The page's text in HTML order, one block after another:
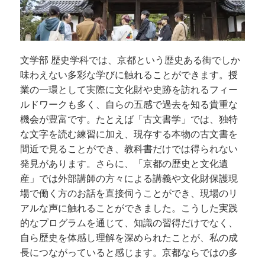
文学部 歴史学科では、京都という歴史ある街でしか
味わえない多彩な学びに触れることができます。授
業の一環として実際に文化財や史跡を訪れるフィー
ルドワークも多く、自らの五感で過去を知る貴重な
機会が豊富です。たとえば「古文書学」では、独特
な文字を読む練習に加え、現存する本物の古文書を
間近で見ることができ、教科書だけでは得られない
発見があります。さらに、「京都の歴史と文化遺
産」では外部講師の方々による講義や文化財保護現
場で働く方のお話を直接伺うことができ、現場のリ
アルな声に触れることができました。こうした実践
的なプログラムを通じて、知識の習得だけでなく、
自ら歴史を体感し理解を深められたことが、私の成
長につながっていると感じます。京都ならではの多